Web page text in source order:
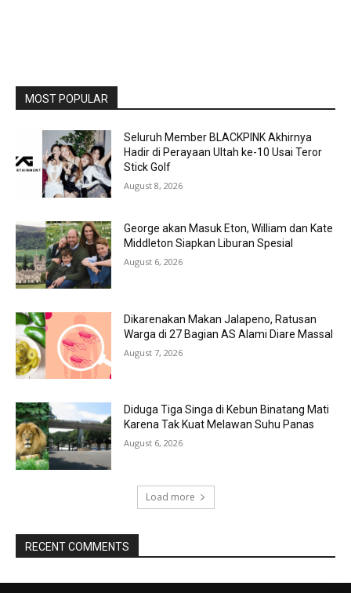
MOST POPULAR
Seluruh Member BLACKPINK Akhirnya
Hadir di Perayaan Ultah ke-10 Usai Teror
Stick Golf
August 8, 2026
George akan Masuk Eton, William dan Kate
Middleton Siapkan Liburan Spesial
August 6, 2026
Dikarenakan Makan Jalapeno, Ratusan
Warga di 27 Bagian AS Alami Diare Massal
August 7, 2026
Diduga Tiga Singa di Kebun Binatang Mati
Karena Tak Kuat Melawan Suhu Panas
August 6, 2026
Load more
RECENT COMMENTS